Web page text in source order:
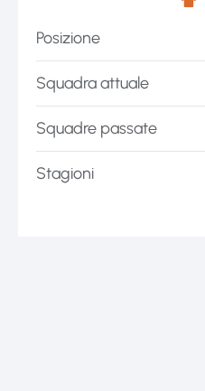
Posizione
Squadra attuale
Squadre passate
Stagioni